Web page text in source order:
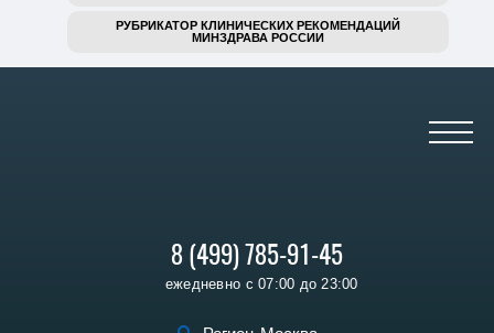
РУБРИКАТОР КЛИНИЧЕСКИХ РЕКОМЕНДАЦИЙ
МИНЗДРАВА РОССИИ
8 (499) 785-91-45
ежедневно с 07:00 до 23:00